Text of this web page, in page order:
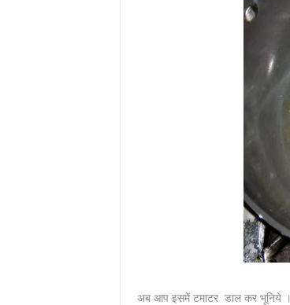
अब आप इसमें टमाटर डाल कर भूनिये ।